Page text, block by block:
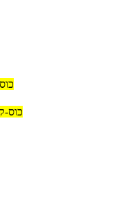
כוס
כוס-